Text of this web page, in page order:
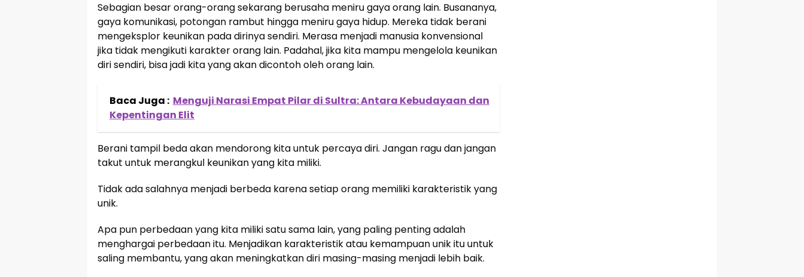
Sebagian besar orang-orang sekarang berusaha meniru gaya orang lain. Busananya,
gaya komunikasi, potongan rambut hingga meniru gaya hidup. Mereka tidak berani
mengeksplor keunikan pada dirinya sendiri. Merasa menjadi manusia konvensional
jika tidak mengikuti karakter orang lain. Padahal, jika kita mampu mengelola keunikan
diri sendiri, bisa jadi kita yang akan dicontoh oleh orang lain.
Baca Juga : Menguji Narasi Empat Pilar di Sultra: Antara Kebudayaan dan
Kepentingan Elit
Berani tampil beda akan mendorong kita untuk percaya diri. Jangan ragu dan jangan
takut untuk merangkul keunikan yang kita miliki.
Tidak ada salahnya menjadi berbeda karena setiap orang memiliki karakteristik yang
unik.
Apa pun perbedaan yang kita miliki satu sama lain, yang paling penting adalah
menghargai perbedaan itu. Menjadikan karakteristik atau kemampuan unik itu untuk
saling membantu, yang akan meningkatkan diri masing-masing menjadi lebih baik.